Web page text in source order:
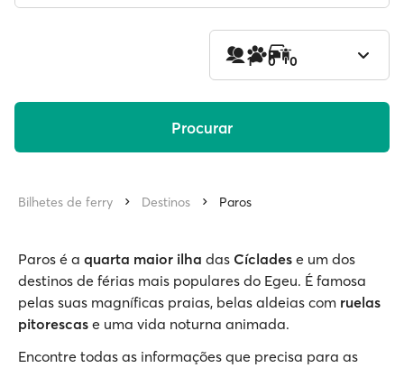
1 0 0
Procurar
Bilhetes de ferry Destinos Paros
Paros é a quarta maior ilha das Cíclades e um dos
destinos de férias mais populares do Egeu. É famosa
pelas suas magníficas praias, belas aldeias com ruelas
pitorescas e uma vida noturna animada.
Encontre todas as informações que precisa para as